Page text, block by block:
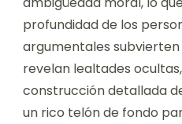
profundidad de los
argumentales
revelan lealtades
construcción detallada
un rico telón de fondo